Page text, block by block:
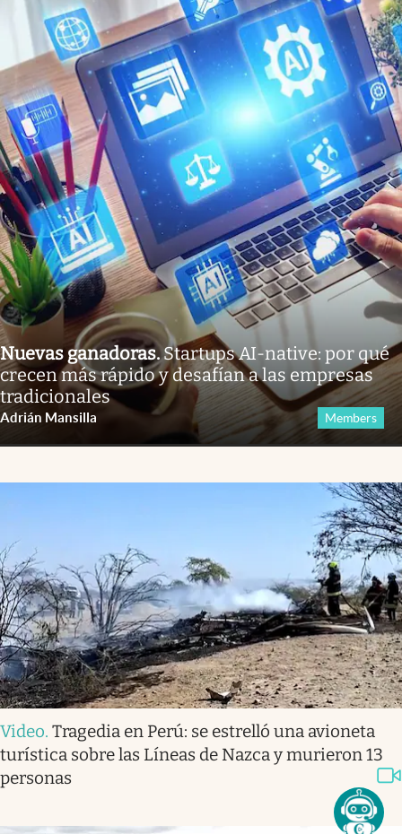
Nuevas ganadoras.Startups AI-native: por qué
crecen más rápido y desafían a las empresas
tradicionales
Adrián Mansilla Members
Video. Tragedia en Perú: se estrelló una avioneta
turística sobre las Líneas de Nazca y murieron 13
personas